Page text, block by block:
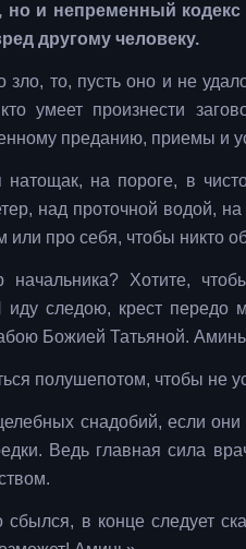
но и непременный
другому человеку.
зло, то, пусть оно и не
умеет произнести
преданию, приемы и
натощак, на пороге, в
над проточной водой,
или про себя, чтобы никто
начальника? Хотите,
иду следою, крест
Божией Татьяной.
полушепотом, чтобы не
снадобий, если
Ведь главная сила
в конце следует